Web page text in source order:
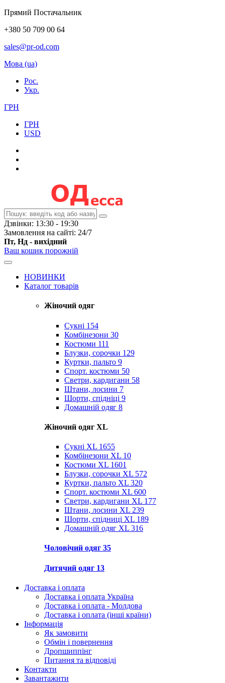
Прямий Постачальник
+380 50 709 00 64
sales@pr-od.com
Мова (ua)
Рос.
Укр.
ГРН
ГРН
USD
Дзвінки: 13:30 - 19:30
Замовлення на сайті: 24/7
Пт, Нд - вихідний
Ваш кошик порожній
НОВИНКИ
Каталог товарів
Жіночий одяг
Сукні 154
Комбінезони 30
Костюми 111
Блузки, сорочки 129
Куртки, пальто 9
Спорт. костюми 50
Светри, кардигани 58
Штани, лосини 7
Шорти, спідніці 9
Домашній одяг 8
Жіночий одяг XL
Cукні XL 1655
Комбінезони XL 10
Костюми XL 1601
Блузки, сорочки XL 572
Куртки, пальто XL 320
Спорт. костюми XL 600
Светри, кардигани XL 177
Штани, лосини XL 239
Шорти, спідниці XL 189
Домашній одяг XL 316
Чоловічий одяг 35
Дитячий одяг 13
Доставка і оплата
Доставка і оплата Україна
Доставка і оплата - Молдова
Доставка і оплата (інші країни)
Інформація
Як замовити
Обмін і повернення
Дропшиппінг
Питання та відповіді
Контакти
Завантажити